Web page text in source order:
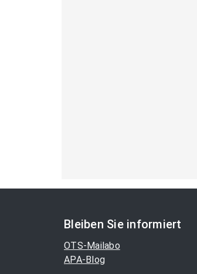
Bleiben Sie informiert
OTS-Mailabo
APA-Blog